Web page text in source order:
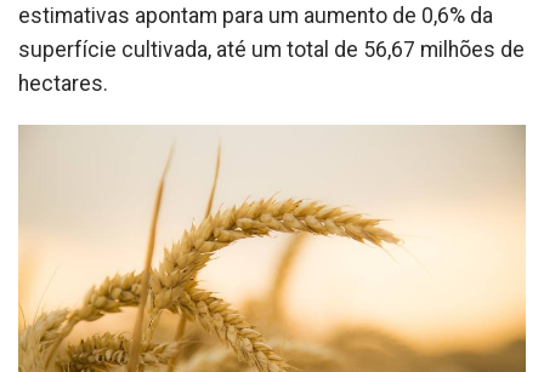
estimativas apontam para um aumento de 0,6% da
superfície cultivada, até um total de 56,67 milhões de
hectares.